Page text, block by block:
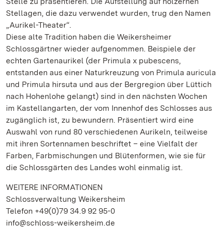
Stellagen, die dazu verwendet wurden, trug den Namen
„Aurikel-Theater“.
Diese alte Tradition haben die Weikersheimer
Schlossgärtner wieder aufgenommen. Beispiele der
echten Gartenaurikel (der Primula x pubescens,
entstanden aus einer Naturkreuzung von Primula auricula
und Primula hirsuta und aus der Bergregion über Lüttich
nach Hohenlohe gelangt) sind in den nächsten Wochen
im Kastellangarten, der vom Innenhof des Schlosses aus
zugänglich ist, zu bewundern. Präsentiert wird eine
Auswahl von rund 80 verschiedenen Aurikeln, teilweise
mit ihren Sortennamen beschriftet – eine Vielfalt der
Farben, Farbmischungen und Blütenformen, wie sie für
die Schlossgärten des Landes wohl einmalig ist.
WEITERE INFORMATIONEN
Schlossverwaltung Weikersheim
Telefon +49(0)79 34.9 92 95-0
info@schloss-weikersheim.de